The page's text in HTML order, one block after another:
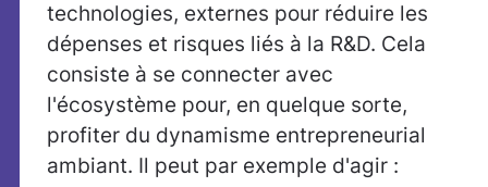
technologies, externes pour réduire les
dépenses et risques liés à la R&D. Cela
consiste à se connecter avec
l'écosystème pour, en quelque sorte,
profiter du dynamisme entrepreneurial
ambiant. Il peut par exemple d'agir :